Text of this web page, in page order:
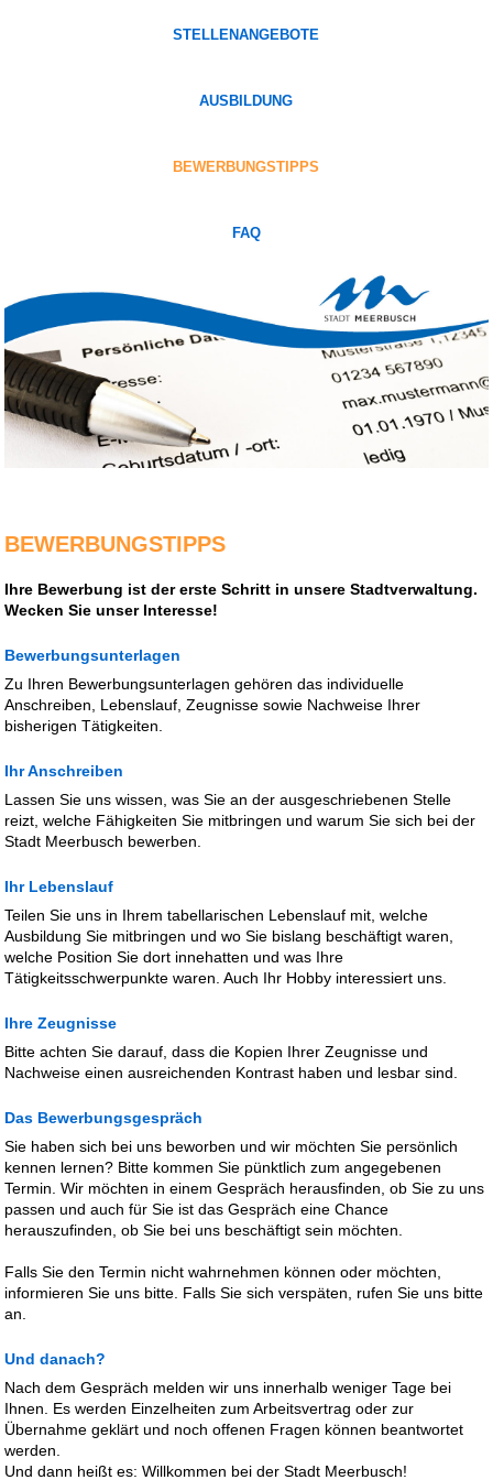
STELLENANGEBOTE
AUSBILDUNG
BEWERBUNGSTIPPS
FAQ
BEWERBUNGSTIPPS
Ihre Bewerbung ist der erste Schritt in unsere Stadtverwaltung.
Wecken Sie unser Interesse!
Bewerbungsunterlagen
Zu Ihren Bewerbungsunterlagen gehören das individuelle
Anschreiben, Lebenslauf, Zeugnisse sowie Nachweise Ihrer
bisherigen Tätigkeiten.
Ihr Anschreiben
Lassen Sie uns wissen, was Sie an der ausgeschriebenen Stelle
reizt, welche Fähigkeiten Sie mitbringen und warum Sie sich bei der
Stadt Meerbusch bewerben.
Ihr Lebenslauf
Teilen Sie uns in Ihrem tabellarischen Lebenslauf mit, welche
Ausbildung Sie mitbringen und wo Sie bislang beschäftigt waren,
welche Position Sie dort innehatten und was Ihre
Tätigkeitsschwerpunkte waren. Auch Ihr Hobby interessiert uns.
Ihre Zeugnisse
Bitte achten Sie darauf, dass die Kopien Ihrer Zeugnisse und
Nachweise einen ausreichenden Kontrast haben und lesbar sind.
Das Bewerbungsgespräch
Sie haben sich bei uns beworben und wir möchten Sie persönlich
kennen lernen? Bitte kommen Sie pünktlich zum angegebenen
Termin. Wir möchten in einem Gespräch herausfinden, ob Sie zu uns
passen und auch für Sie ist das Gespräch eine Chance
herauszufinden, ob Sie bei uns beschäftigt sein möchten.
Falls Sie den Termin nicht wahrnehmen können oder möchten,
informieren Sie uns bitte. Falls Sie sich verspäten, rufen Sie uns bitte
an.
Und danach?
Nach dem Gespräch melden wir uns innerhalb weniger Tage bei
Ihnen. Es werden Einzelheiten zum Arbeitsvertrag oder zur
Übernahme geklärt und noch offenen Fragen können beantwortet
werden.
Und dann heißt es: Willkommen bei der Stadt Meerbusch!